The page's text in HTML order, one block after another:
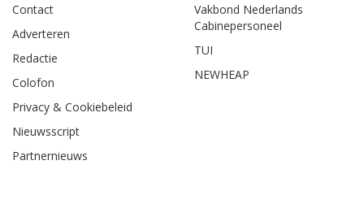
Contact
Adverteren
Redactie
Colofon
Privacy & Cookiebeleid
Nieuwsscript
Partnernieuws
Vakbond Nederlands
Cabinepersoneel
TUI
NEWHEAP